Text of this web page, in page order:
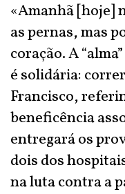
«Amanhã [hoje]
as pernas, mas
coração. A
é solidária:
Francisco,
beneficência
entregará os
dois dos
na luta contra a